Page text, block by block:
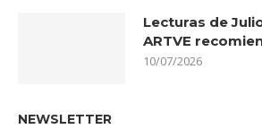
Lecturas de
ARTVE
10/07/2026
NEWSLETTER